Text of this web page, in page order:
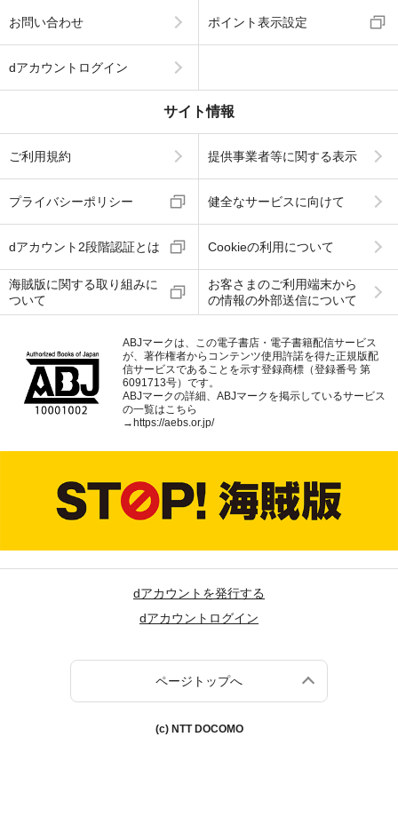
お問い合わせ ポイント表示設定
dアカウントログイン
サイト情報
ご利用規約 提供事業者等に関する表示
プライバシーポリシー 健全なサービスに向けて
dアカウント2段階認証とは Cookieの利用について
海賊版に関する取り組みに
ついて
お客さまのご利用端末から
の情報の外部送信について
ABJマークは、この電子書店・電子書籍配信サービス
が、著作権者からコンテンツ使用許諾を得た正規版配
信サービスであることを示す登録商標（登録番号 第
6091713号）です。
ABJマークの詳細、ABJマークを掲示しているサービス
の一覧はこちら
→https://aebs.or.jp/
dアカウントを発行する
dアカウントログイン
ページトップへ
(c) NTT DOCOMO